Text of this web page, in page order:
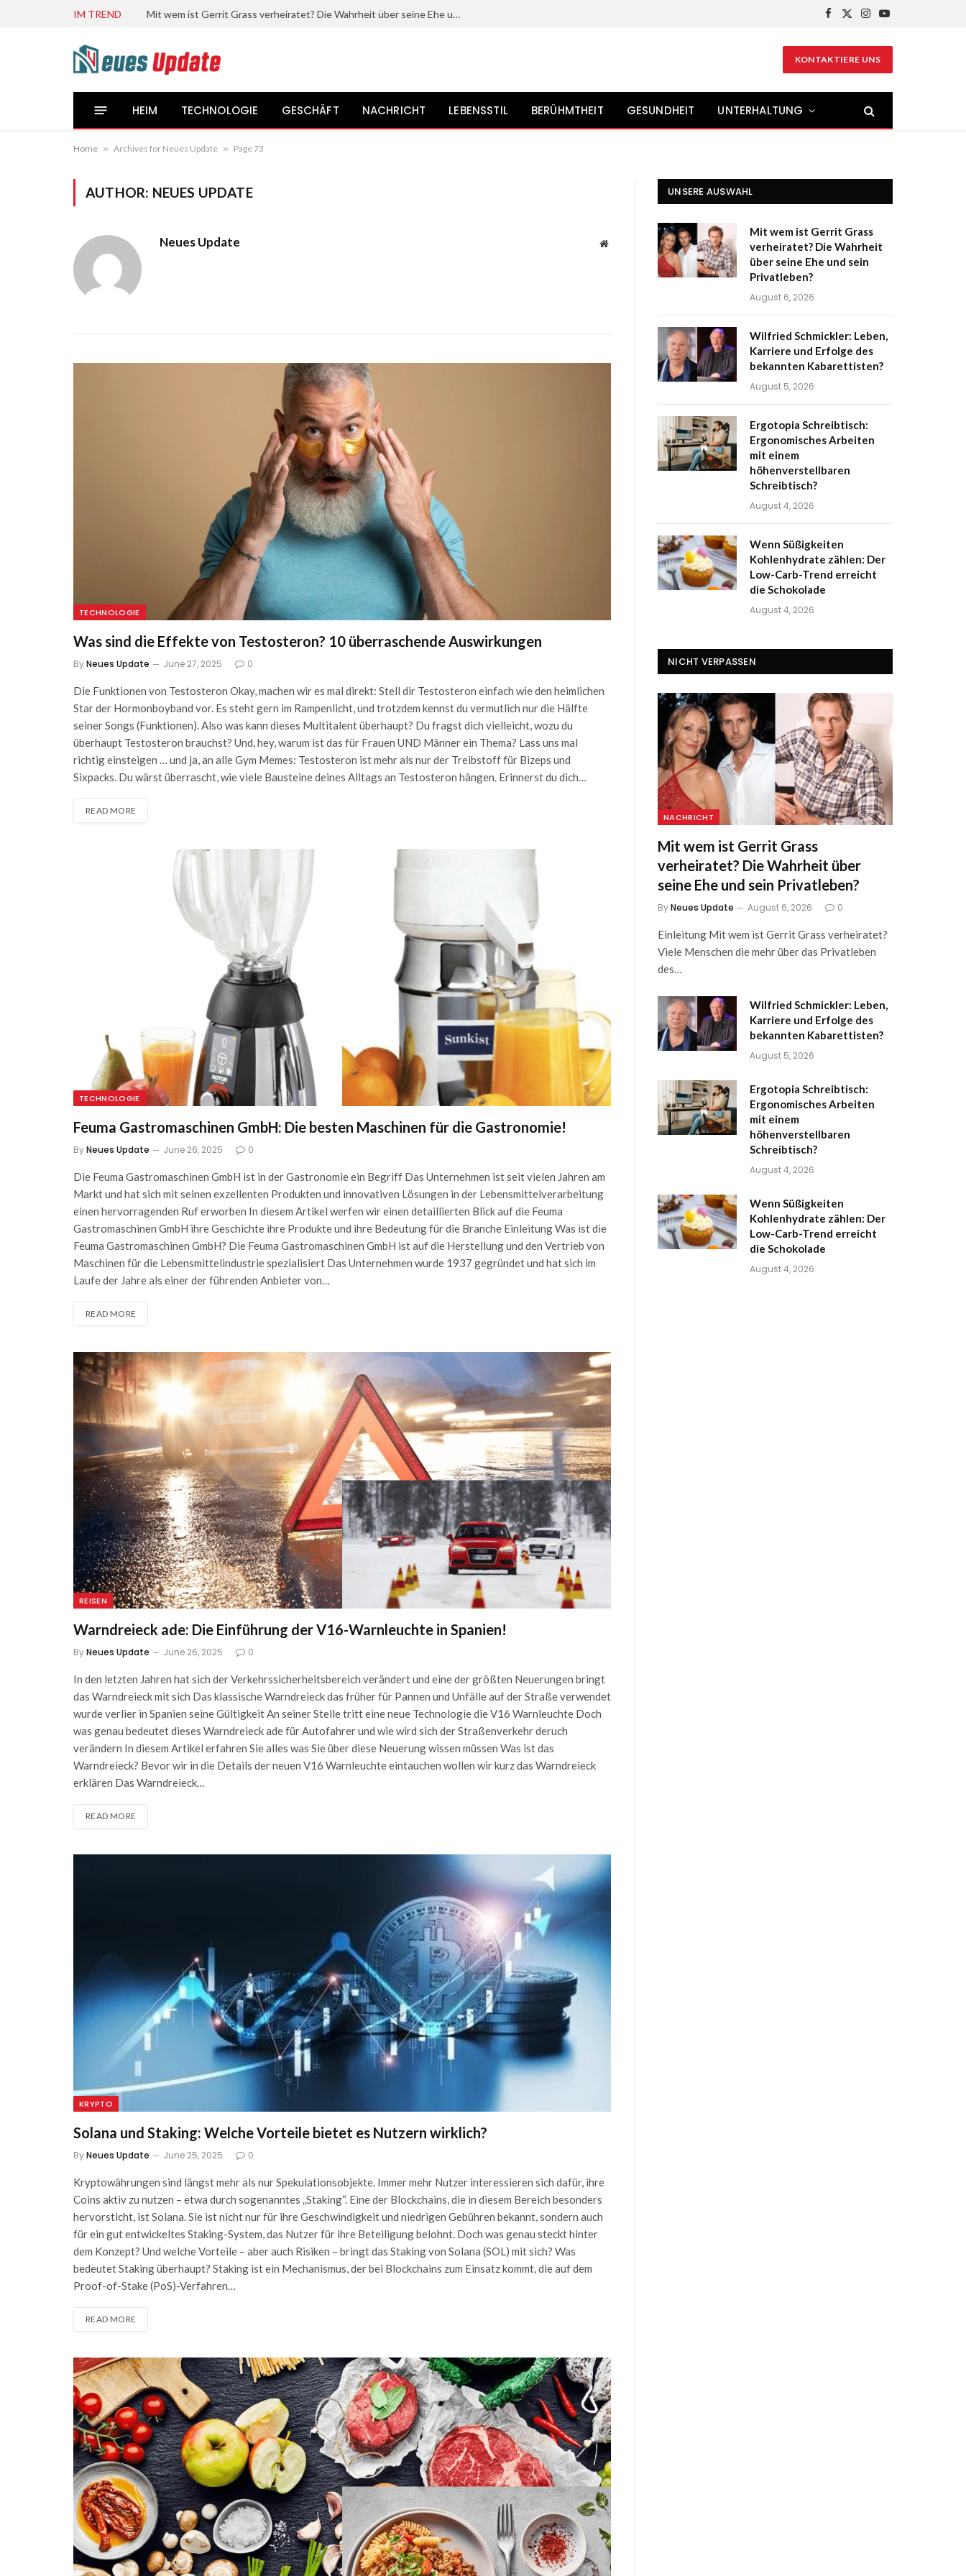
IM TREND Mit wem ist Gerrit Grass verheiratet? Die Wahrheit über seine Ehe und sein Privatleben?
Facebook
X
Instagram
YouTube
KONTAKTIERE UNS
HEIM TECHNOLOGIE GESCHÄFT NACHRICHT LEBENSSTIL BERÜHMTHEIT GESUNDHEIT UNTERHALTUNG
Home » Archives for Neues Update » Page 73
AUTHOR: NEUES UPDATE
Neues Update Website
TECHNOLOGIE
Was sind die Effekte von Testosteron? 10 überraschende Auswirkungen
ByNeues Update June 27, 2025 0
Die Funktionen von Testosteron Okay, machen wir es mal direkt: Stell dir Testosteron einfach wie den heimlichen
Star der Hormonboyband vor. Es steht gern im Rampenlicht, und trotzdem kennst du vermutlich nur die Hälfte
seiner Songs (Funktionen). Also was kann dieses Multitalent überhaupt? Du fragst dich vielleicht, wozu du
überhaupt Testosteron brauchst? Und, hey, warum ist das für Frauen UND Männer ein Thema? Lass uns mal
richtig einsteigen … und ja, an alle Gym Memes: Testosteron ist mehr als nur der Treibstoff für Bizeps und
Sixpacks. Du wärst überrascht, wie viele Bausteine deines Alltags an Testosteron hängen. Erinnerst du dich…
READ MORE
TECHNOLOGIE
Feuma Gastromaschinen GmbH: Die besten Maschinen für die Gastronomie!
ByNeues Update June 26, 2025 0
Die Feuma Gastromaschinen GmbH ist in der Gastronomie ein Begriff Das Unternehmen ist seit vielen Jahren am
Markt und hat sich mit seinen exzellenten Produkten und innovativen Lösungen in der Lebensmittelverarbeitung
einen hervorragenden Ruf erworben In diesem Artikel werfen wir einen detaillierten Blick auf die Feuma
Gastromaschinen GmbH ihre Geschichte ihre Produkte und ihre Bedeutung für die Branche Einleitung Was ist die
Feuma Gastromaschinen GmbH? Die Feuma Gastromaschinen GmbH ist auf die Herstellung und den Vertrieb von
Maschinen für die Lebensmittelindustrie spezialisiert Das Unternehmen wurde 1937 gegründet und hat sich im
Laufe der Jahre als einer der führenden Anbieter von…
READ MORE
REISEN
Warndreieck ade: Die Einführung der V16-Warnleuchte in Spanien!
ByNeues Update June 26, 2025 0
In den letzten Jahren hat sich der Verkehrssicherheitsbereich verändert und eine der größten Neuerungen bringt
das Warndreieck mit sich Das klassische Warndreieck das früher für Pannen und Unfälle auf der Straße verwendet
wurde verlier in Spanien seine Gültigkeit An seiner Stelle tritt eine neue Technologie die V16 Warnleuchte Doch
was genau bedeutet dieses Warndreieck ade für Autofahrer und wie wird sich der Straßenverkehr deruch
verändern In diesem Artikel erfahren Sie alles was Sie über diese Neuerung wissen müssen Was ist das
Warndreieck? Bevor wir in die Details der neuen V16 Warnleuchte eintauchen wollen wir kurz das Warndreieck
erklären Das Warndreieck…
READ MORE
KRYPTO
Solana und Staking: Welche Vorteile bietet es Nutzern wirklich?
ByNeues Update June 25, 2025 0
Kryptowährungen sind längst mehr als nur Spekulationsobjekte. Immer mehr Nutzer interessieren sich dafür, ihre
Coins aktiv zu nutzen – etwa durch sogenanntes „Staking“. Eine der Blockchains, die in diesem Bereich besonders
hervorsticht, ist Solana. Sie ist nicht nur für ihre Geschwindigkeit und niedrigen Gebühren bekannt, sondern auch
für ein gut entwickeltes Staking-System, das Nutzer für ihre Beteiligung belohnt. Doch was genau steckt hinter
dem Konzept? Und welche Vorteile – aber auch Risiken – bringt das Staking von Solana (SOL) mit sich? Was
bedeutet Staking überhaupt? Staking ist ein Mechanismus, der bei Blockchains zum Einsatz kommt, die auf dem
Proof-of-Stake (PoS)-Verfahren…
READ MORE
UNSERE AUSWAHL
Mit wem ist Gerrit Grass
verheiratet? Die Wahrheit
über seine Ehe und sein
Privatleben?
August 6, 2026
Wilfried Schmickler: Leben,
Karriere und Erfolge des
bekannten Kabarettisten?
August 5, 2026
Ergotopia Schreibtisch:
Ergonomisches Arbeiten
mit einem
höhenverstellbaren
Schreibtisch?
August 4, 2026
Wenn Süßigkeiten
Kohlenhydrate zählen: Der
Low-Carb-Trend erreicht
die Schokolade
August 4, 2026
NICHT VERPASSEN
NACHRICHT
Mit wem ist Gerrit Grass
verheiratet? Die Wahrheit über
seine Ehe und sein Privatleben?
ByNeues Update August 6, 2026 0
Einleitung Mit wem ist Gerrit Grass verheiratet?
Viele Menschen die mehr über das Privatleben
des…
Wilfried Schmickler: Leben,
Karriere und Erfolge des
bekannten Kabarettisten?
August 5, 2026
Ergotopia Schreibtisch:
Ergonomisches Arbeiten
mit einem
höhenverstellbaren
Schreibtisch?
August 4, 2026
Wenn Süßigkeiten
Kohlenhydrate zählen: Der
Low-Carb-Trend erreicht
die Schokolade
August 4, 2026